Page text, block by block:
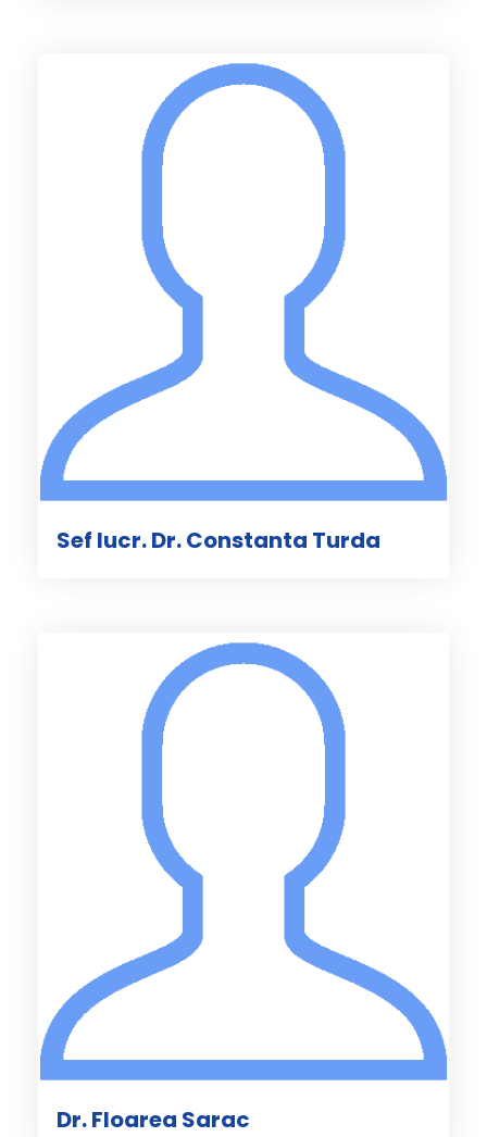
Sef lucr. Dr. Constanta Turda
Dr. Floarea Sarac